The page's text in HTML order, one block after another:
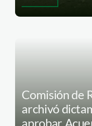
Comisión de
archivó
aprobar